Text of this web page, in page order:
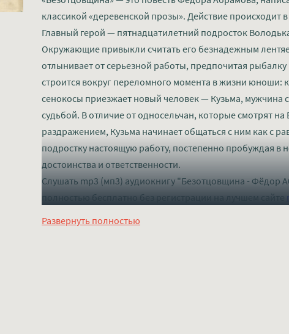
классикой «деревенской прозы». Действие происходит
Главный герой — пятнадцатилетний подросток
Окружающие привыкли считать его безнадежным
отлынивает от серьезной работы, предпочитая
строится вокруг переломного момента в жизни юноши:
сенокосы приезжает новый человек — Кузьма, мужчина
судьбой. В отличие от односельчан, которые смотрят
раздражением, Кузьма начинает общаться с ним как с
подростку настоящую работу, постепенно пробуждая в
достоинства и ответственности.
Слушать mp3 (мп3) аудиокнигу "Безотцовщина - Фёдор
полностью бесплатно без регистрации на лучшем сайте
Развернуть полностью